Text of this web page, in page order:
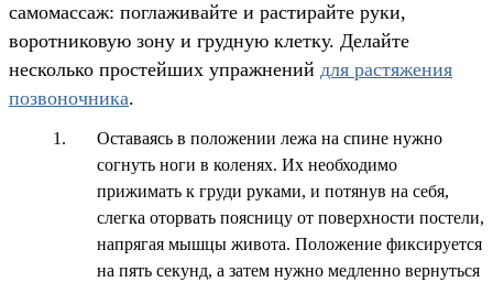
самомассаж: поглаживайте и растирайте руки,
воротниковую зону и грудную клетку. Делайте
несколько простейших упражнений для растяжения
позвоночника.
Оставаясь в положении лежа на спине нужно
согнуть ноги в коленях. Их необходимо
прижимать к груди руками, и потянув на себя,
слегка оторвать поясницу от поверхности постели,
напрягая мышцы живота. Положение фиксируется
на пять секунд, а затем нужно медленно вернуться